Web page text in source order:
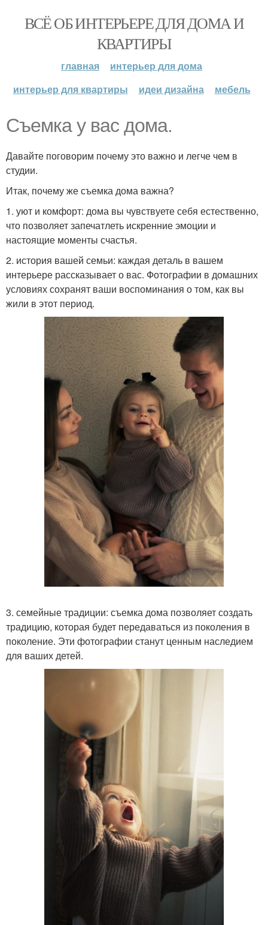
ВСЁ ОБ ИНТЕРЬЕРЕ ДЛЯ ДОМА И
КВАРТИРЫ
главная
интерьер для дома
интерьер для квартиры
идеи дизайна мебель
Съемка у вас дома.
Давайте поговорим почему это важно и легче чем в
студии.
Итак, почему же съемка дома важна?
1. уют и комфорт: дома вы чувствуете себя естественно,
что позволяет запечатлеть искренние эмоции и
настоящие моменты счастья.
2. история вашей семьи: каждая деталь в вашем
интерьере рассказывает о вас. Фотографии в домашних
условиях сохранят ваши воспоминания о том, как вы
жили в этот период.
3. семейные традиции: съемка дома позволяет создать
традицию, которая будет передаваться из поколения в
поколение. Эти фотографии станут ценным наследием
для ваших детей.